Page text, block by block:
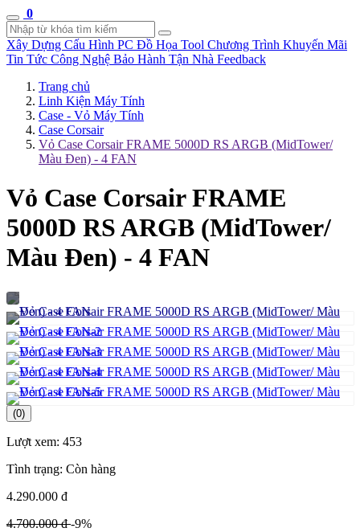
0
Xây Dựng Cấu Hình PC Đồ Họa Tool Chương Trình Khuyến Mãi
Tin Tức Công Nghệ Bảo Hành Tận Nhà Feedback
Trang chủ
Linh Kiện Máy Tính
Case - Vỏ Máy Tính
Case Corsair
Vỏ Case Corsair FRAME 5000D RS ARGB (MidTower/
Màu Đen) - 4 FAN
Vỏ Case Corsair FRAME
5000D RS ARGB (MidTower/
Màu Đen) - 4 FAN
(0)
Lượt xem: 453
Tình trạng: Còn hàng
4.290.000 đ
4.700.000 đ-9%